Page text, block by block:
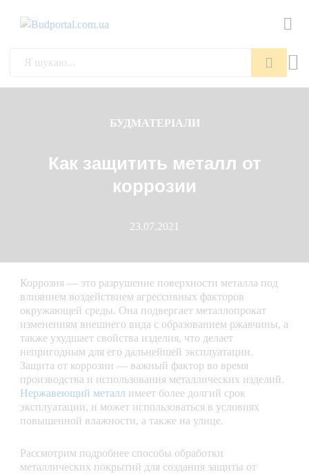
Пошук
БУДМАТЕРІАЛИ
Как защитить металл от
коррозии
23.07.2021
Коррозия — это разрушение поверхности металла под
влиянием воздействием агрессивных факторов
окружающей среды. Она подвергает металлопрокат
изменениям внешнего вида с образованием ржавчины, а
также ухудшает свойства изделия, что делает
непригодным для его дальнейшей эксплуатации.
Защита от коррозии — важный фактор во время
производства и использования металлических изделий.
Нержавеющий металл имеет более долгий срок
эксплуатации, и может использоваться в условиях
повышенной влажности, а также на улице.
Рассмотрим подробнее способы обработки
металлических покрытий для создания защиты от